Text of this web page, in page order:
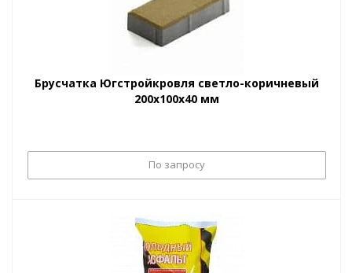
Брусчатка Югстройкровля светло-коричневый
200х100х40 мм
По запросу